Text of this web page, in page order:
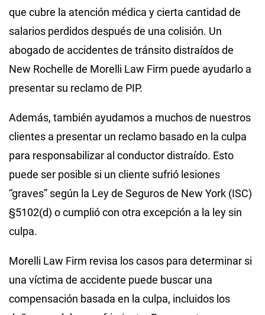
que cubre la atención médica y cierta cantidad de
salarios perdidos después de una colisión. Un
abogado de accidentes de tránsito distraídos de
New Rochelle de Morelli Law Firm puede ayudarlo a
presentar su reclamo de PIP.
Además, también ayudamos a muchos de nuestros
clientes a presentar un reclamo basado en la culpa
para responsabilizar al conductor distraído. Esto
puede ser posible si un cliente sufrió lesiones
“graves” según la Ley de Seguros de New York (ISC)
§5102(d) o cumplió con otra excepción a la ley sin
culpa.
Morelli Law Firm revisa los casos para determinar si
una víctima de accidente puede buscar una
compensación basada en la culpa, incluidos los